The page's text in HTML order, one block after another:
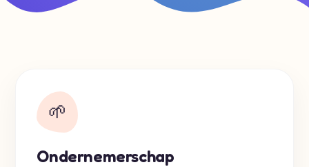
🌱
Ondernemerschap